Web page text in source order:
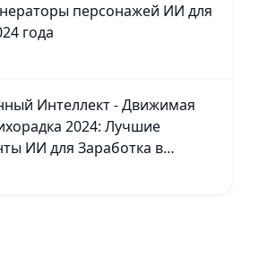
персонажей ИИ для
года
Интеллект - Движимая
2024: Лучшие
ИИ для Заработка в